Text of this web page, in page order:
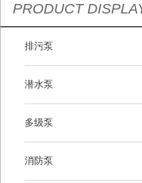
PRODUCT
排污泵
潜水泵
多级泵
消防泵